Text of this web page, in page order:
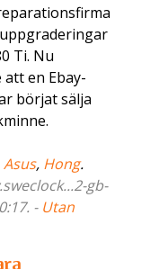
Ti. Nu
en Ebay-
börjat sälja
Asus, Hong.
gb-
- Utan